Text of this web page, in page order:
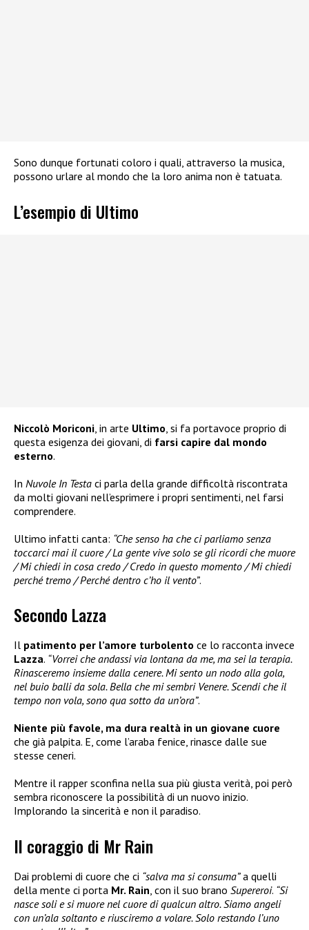
Sono dunque fortunati coloro i quali, attraverso la musica,
possono urlare al mondo che la loro anima non è tatuata.
L’esempio di Ultimo
Niccolò Moriconi , in arte Ultimo , si fa portavoce proprio di
questa esigenza dei giovani, di farsi capire dal mondo
esterno.
In Nuvole In Testa ci parla della grande difficoltà riscontrata
da molti giovani nell’esprimere i propri sentimenti, nel farsi
comprendere.
Ultimo infatti canta: “Che senso ha che ci parliamo senza
toccarci mai il cuore / La gente vive solo se gli ricordi che muore
/ Mi chiedi in cosa credo / Credo in questo momento / Mi chiedi
perché tremo / Perché dentro c’ho il vento”.
Secondo Lazza
Il patimento per l’amore turbolento ce lo racconta invece
Lazza. “Vorrei che andassi via lontana da me, ma sei la terapia.
Rinasceremo insieme dalla cenere. Mi sento un nodo alla gola,
nel buio balli da sola. Bella che mi sembri Venere. Scendi che il
tempo non vola, sono qua sotto da un’ora”.
Niente più favole, ma dura realtà in un giovane cuore
che già palpita. E, come l’araba fenice, rinasce dalle sue
stesse ceneri.
Mentre il rapper sconfina nella sua più giusta verità, poi però
sembra riconoscere la possibilità di un nuovo inizio.
Implorando la sincerità e non il paradiso.
Il coraggio di Mr Rain
Dai problemi di cuore che ci “salva ma si consuma”a quelli
della mente ci porta Mr. Rain , con il suo brano Supereroi. “Si
nasce soli e si muore nel cuore di qualcun altro. Siamo angeli
con un’ala soltanto e riusciremo a volare. Solo restando l’uno